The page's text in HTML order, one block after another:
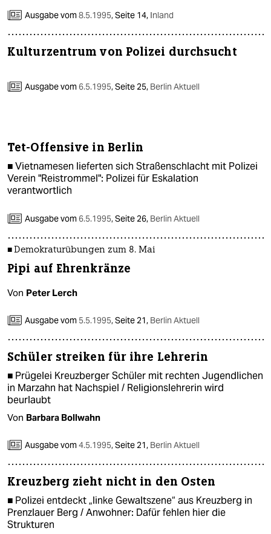
Ausgabe vom8.5.1995,Seite 14, Inland
Kulturzentrum von Polizei durchsucht
Ausgabe vom6.5.1995,Seite 25, Berlin Aktuell
Tet-Offensive in Berlin
■ Vietnamesen lieferten sich Straßenschlacht mit Polizei
Verein "Reistrommel": Polizei für Eskalation
verantwortlich
Ausgabe vom6.5.1995,Seite 26, Berlin Aktuell
■ Demokraturübungen zum 8. Mai
Pipi auf Ehrenkränze
Von Peter Lerch
Ausgabe vom 5.5.1995,Seite 21, Berlin Aktuell
Schüler streiken für ihre Lehrerin
■ Prügelei Kreuzberger Schüler mit rechten Jugendlichen
in Marzahn hat Nachspiel / Religionslehrerin wird
beurlaubt
Von Barbara Bollwahn
Ausgabe vom4.5.1995,Seite 21, Berlin Aktuell
Kreuzberg zieht nicht in den Osten
■ Polizei entdeckt „linke Gewaltszene“ aus Kreuzberg in
Prenzlauer Berg / Anwohner: Dafür fehlen hier die
Strukturen